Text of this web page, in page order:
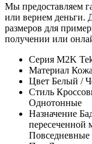
Мы предоставляем
или вернем деньги.
размеров для
получении или
Серия M2K
Материал
Цвет Белый /
Стиль
Однотонные
Назначение
пересеченной
Повседневные